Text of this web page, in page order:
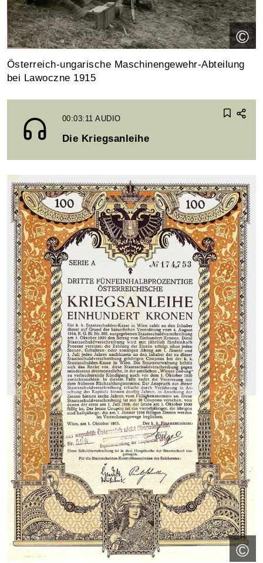
©
Österreich-ungarische Maschinengewehr-Abteilung
bei Lawoczne 1915
00:03:11AUDIO
Die Kriegsanleihe
©